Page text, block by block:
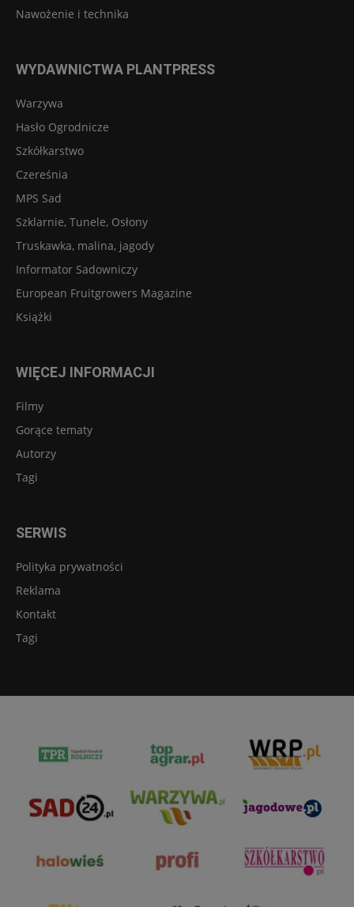
Nawożenie i technika
WYDAWNICTWA PLANTPRESS
Warzywa
Hasło Ogrodnicze
Szkółkarstwo
Czereśnia
MPS Sad
Szklarnie, Tunele, Osłony
Truskawka, malina, jagody
Informator Sadowniczy
European Fruitgrowers Magazine
Książki
WIĘCEJ INFORMACJI
Filmy
Gorące tematy
Autorzy
Tagi
SERWIS
Polityka prywatności
Reklama
Kontakt
Tagi